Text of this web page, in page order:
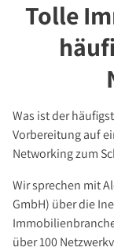
Newsletter
Ihr Makler für
Marktbericht
Referenzen
Investment
Newsletter
Immobilie kaufen
Immobilienmarkt
Tolle
Was ist der
Vorbereitung auf
Networking zum
Wir sprechen mit
GmbH) über die
über 100